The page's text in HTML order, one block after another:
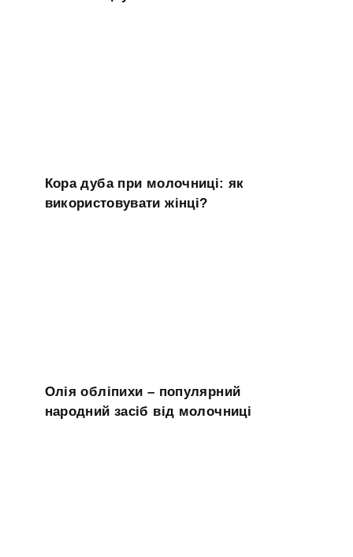
Кора дуба при молочниці: як
використовувати жінці?
Олія обліпихи – популярний
народний засіб від молочниці